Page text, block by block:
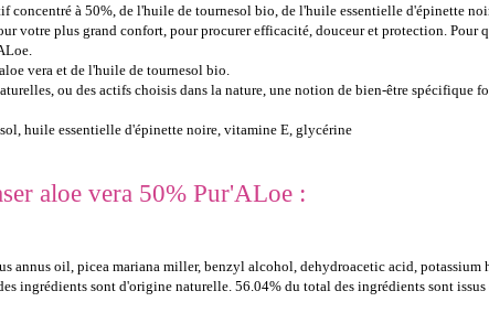
concentré à 50%, de l'huile de tournesol bio, de l'huile essentielle d'épinette
votre plus grand confort, pour procurer efficacité, douceur et protection. Pour
vera et de l'huile de tournesol bio.
ou des actifs choisis dans la nature, une notion de bien-être spécifique
huile essentielle d'épinette noire, vitamine E, glycérine
aloe vera 50% Pur'ALoe :
annus oil, picea mariana miller, benzyl alcohol, dehydroacetic acid,
ingrédients sont d'origine naturelle. 56.04% du total des ingrédients sont